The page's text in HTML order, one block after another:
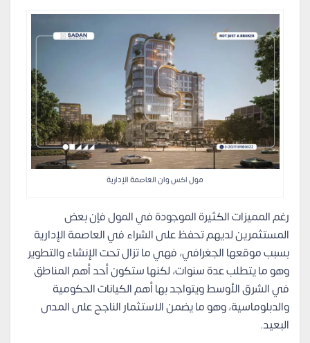
مول اكس وان العاصمة الإدارية
رغم المميزات الكثيرة الموجودة في المول فإن بعض
المستثمرين لديهم تحفظ على الشراء في العاصمة الإدارية
بسبب موقعها الجغرافي، فهي ما تزال تحت الإنشاء والتطوير
وهو ما يتطلب عدة سنوات، لكنها ستكون أحد أهم المناطق
في الشرق الأوسط ويتواجد بها أهم الكيانات الحكومية
والدبلوماسية، وهو ما يضمن الاستثمار الناجح على المدى
البعيد.